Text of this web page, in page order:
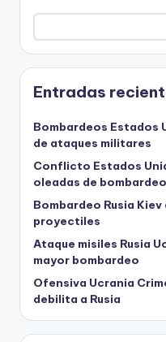
Entradas
Bombardeos Estados
de ataques militares
Conflicto Estados
oleadas de
Bombardeo Rusia
proyectiles
Ataque misiles Rusia
mayor bombardeo
Ofensiva Ucrania
debilita a Rusia